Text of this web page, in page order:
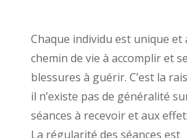
Chaque individu est unique
chemin de vie à accomplir et
blessures à guérir. C’est la
il n’existe pas de généralité
séances à recevoir et aux
La régularité des séances est